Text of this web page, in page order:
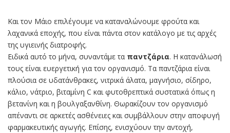
Και τον Μάιο επιλέγουμε να καταναλώνουμε φρούτα και
λαχανικά εποχής, που είναι πάντα στον κατάλογο με τις αρχές
της υγιεινής διατροφής.
Ειδικά αυτό το μήνα, συναντάμε τα παντζάρια. Η κατανάλωσή
τους είναι ευεργετική για τον οργανισμό. Τα παντζάρια είναι
πλούσια σε υδατάνθρακες, νιτρικά άλατα, μαγνήσιο, σίδηρο,
κάλιο, νάτριο, βιταμίνη C και φυτοθρεπτικά συστατικά όπως η
βετανίνη και η βουλγαξανθίνη. Θωρακίζουν τον οργανισμό
απέναντι σε αρκετές ασθένειες και συμβάλλουν στην αποφυγή
φαρμακευτικής αγωγής. Επίσης, ενισχύουν την αντοχή,